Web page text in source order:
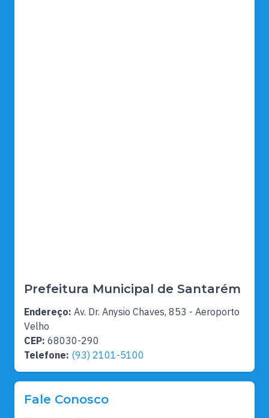
Prefeitura Municipal de Santarém
Endereço: Av. Dr. Anysio Chaves, 853 - Aeroporto
Velho
CEP: 68030-290
Telefone: (93) 2101-5100
Fale Conosco